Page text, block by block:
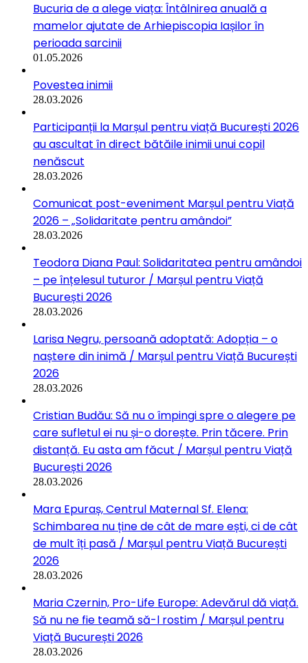
Bucuria de a alege viața: Întâlnirea anuală a
mamelor ajutate de Arhiepiscopia Iașilor în
perioada sarcinii
01.05.2026
Povestea inimii
28.03.2026
Participanții la Marșul pentru viață București 2026
au ascultat în direct bătăile inimii unui copil
nenăscut
28.03.2026
Comunicat post-eveniment Marșul pentru Viață
2026 – „Solidaritate pentru amândoi”
28.03.2026
Teodora Diana Paul: Solidaritatea pentru amândoi
– pe înțelesul tuturor / Marșul pentru Viață
București 2026
28.03.2026
Larisa Negru, persoană adoptată: Adopția – o
naștere din inimă / Marșul pentru Viață București
2026
28.03.2026
Cristian Budău: Să nu o împingi spre o alegere pe
care sufletul ei nu și-o dorește. Prin tăcere. Prin
distanță. Eu asta am făcut / Marșul pentru Viață
București 2026
28.03.2026
Mara Epuraș, Centrul Maternal Sf. Elena:
Schimbarea nu ține de cât de mare ești, ci de cât
de mult îți pasă / Marșul pentru Viață București
2026
28.03.2026
Maria Czernin, Pro-Life Europe: Adevărul dă viață.
Să nu ne fie teamă să-l rostim / Marșul pentru
Viață București 2026
28.03.2026